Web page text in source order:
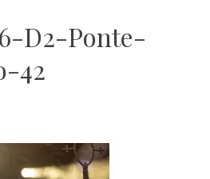
D2-Ponte-
42